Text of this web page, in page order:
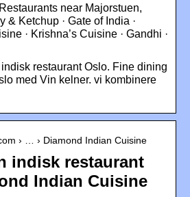
near Majorstuen,
& Ketchup · Gate of India ·
· Krishna’s Cuisine · Gandhi ·
restaurant Oslo. Fine dining
med Vin kelner. vi kombinere
› … › Diamond Indian Cuisine
indisk restaurant
Indian Cuisine